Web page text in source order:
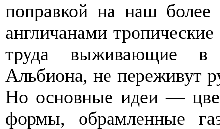
поправкой на наш
англичанами
труда выживающие в
Альбиона, не переживут
Но основные идеи —
формы, обрамленные